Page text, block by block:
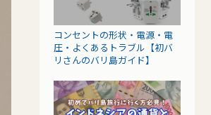
コンセントの形状・電源・電
圧・よくあるトラブル【初バ
リさんのバリ島ガイド】